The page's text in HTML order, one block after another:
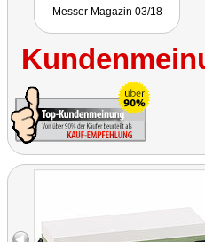
Messer Magazin 03/18